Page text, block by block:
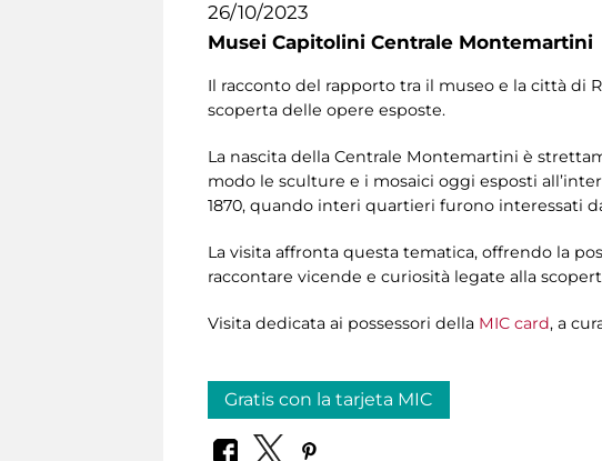
26/10/2023
Musei Capitolini Centrale Montemartini
Il racconto del rapporto tra il museo e la città di
scoperta delle opere esposte.
La nascita della Centrale Montemartini è
modo le sculture e i mosaici oggi esposti
1870, quando interi quartieri furono interessati
La visita affronta questa tematica, offrendo la
raccontare vicende e curiosità legate alla
Visita dedicata ai possessori della MIC card, a
Gratis con la tarjeta MIC